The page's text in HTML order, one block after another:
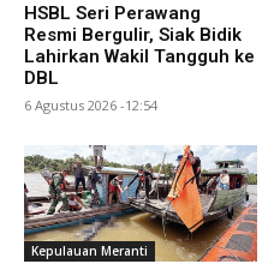
HSBL Seri Perawang
Resmi Bergulir, Siak Bidik
Lahirkan Wakil Tangguh ke
DBL
6 Agustus 2026 -12:54
Kepulauan Meranti